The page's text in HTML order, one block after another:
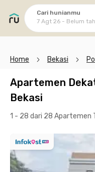
Cari hunianmu
7 Agt 26 - Belum
Home Bekasi
Apartemen
Bekasi
1 - 28 dari 28 Apartemen